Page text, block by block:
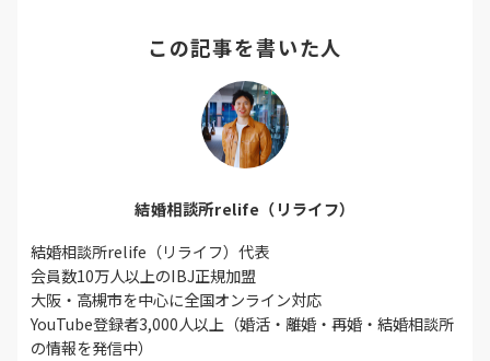
この記事を書いた人
結婚相談所relife（リライフ）
結婚相談所relife（リライフ）代表
会員数10万人以上のIBJ正規加盟
大阪・高槻市を中心に全国オンライン対応
YouTube登録者3,000人以上（婚活・離婚・再婚・結婚相談所
の情報を発信中）